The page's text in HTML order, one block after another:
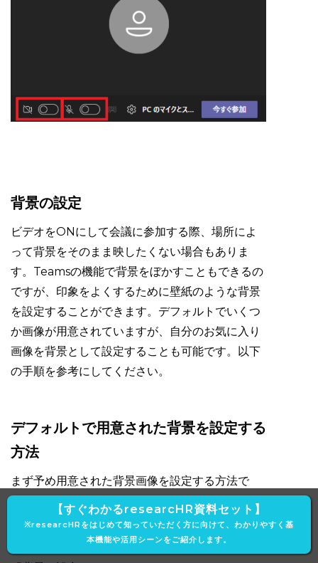
背景の設定
ビデオをONにして会議に参加する際、場所によ
って背景をそのまま映したくない場合もありま
す。Teamsの機能で背景をぼかすこともできるの
ですが、印象をよくするために壁紙のような背景
を設定することができます。デフォルトでいくつ
か画像が用意されていますが、自分のお気に入り
画像を背景として設定することも可能です。以下
の手順を参考にしてください。
デフォルトで用意された背景を設定する
方法
まず予め用意された背景画像を設定する方法で
す。
1.会議開始前に表示される音声及びビデオの設定
画面で下図のようにビデオをONにし、隣にある
【すぐわかるresearcHR資料セット】
※researcHRをはじめて知っていただく方に向けて、わかりやすく基
本機能や活用シーンをご紹介します。